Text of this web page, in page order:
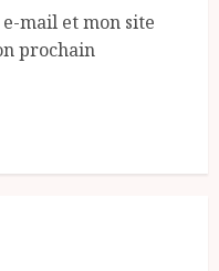
mail et mon site
prochain